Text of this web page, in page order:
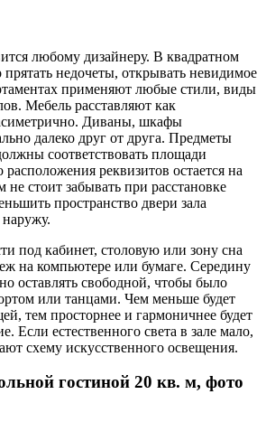
любому дизайнеру. В квадратном
недочеты, открывать невидимое
применяют любые стили, виды
Мебель расставляют как
Диваны, шкафы
далеко друг от друга. Предметы
соответствовать площади
реквизитов остается на
не стоит забывать при расстановке
пространство двери зала
под кабинет, столовую или зону сна
на компьютере или бумаге. Середину
оставлять свободной, чтобы было
или танцами. Чем меньше будет
тем просторнее и гармоничнее будет
Если естественного света в зале мало,
схему искусственного освещения.
гостиной 20 кв. м, фото